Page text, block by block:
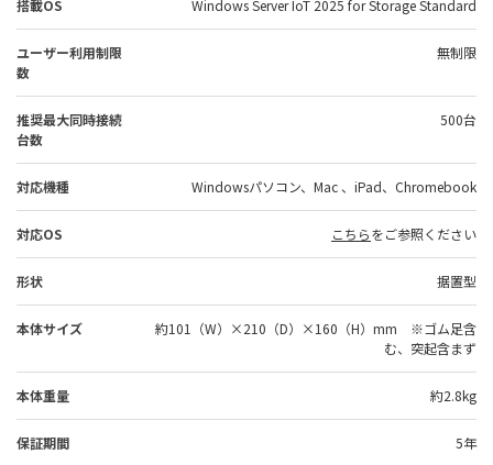
搭載OS Windows Server IoT 2025 for Storage Standard
ユーザー利用制限
数
無制限
推奨最大同時接続
台数
500台
対応機種 Windowsパソコン、Mac 、iPad、Chromebook
対応OS こちらをご参照ください
形状 据置型
本体サイズ
約101（W）×210（D）×160（H）mm ※ゴム足含
む、突起含まず
本体重量 約2.8kg
保証期間 5年